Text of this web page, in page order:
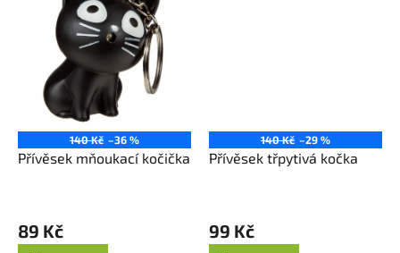
140 Kč –36 %
Přívěsek mňoukací kočička
89 Kč
140 Kč –29 %
Přívěsek třpytivá kočka
99 Kč